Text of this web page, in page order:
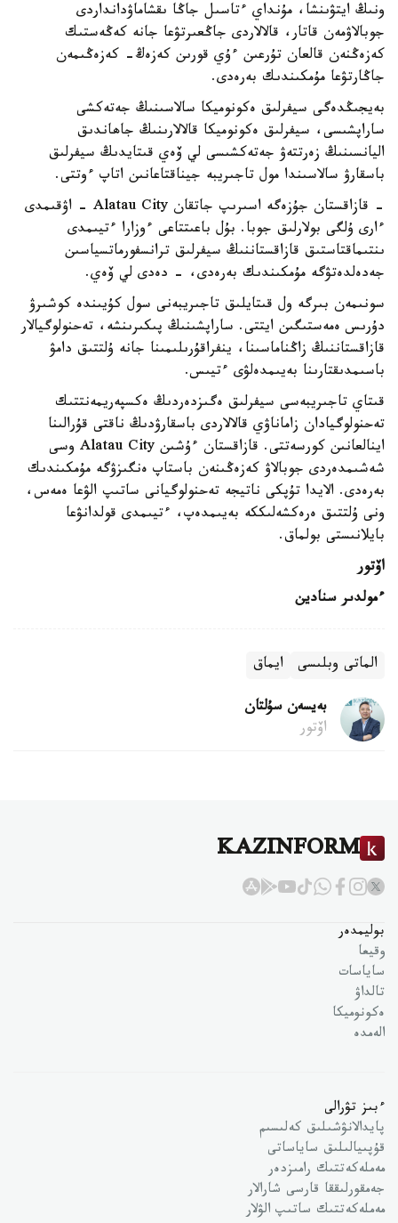
ونىڭ ايتۋىنشا، مۇنداي ءتاسىل جاڭا ىقشاماۋدانداردى
جوبالاۋمەن قاتار، قالالاردى جاڭعىرتۋعا جانە كەڭەستىك
كەزەڭنەن قالعان تۇرعىن ءۇي قورىن كەزەڭ- كەزەڭىمەن
جاڭارتۋعا مۇمكىندىك بەرەدى.
بەيجىڭدەگى سيفرلىق ەكونوميكا سالاسىنىڭ جەتەكشى
ساراپشىسى، سيفرلىق ەكونوميكا قالالارىنىڭ جاھاندىق
اليانسىنىڭ زەرتتەۋ جەتەكشىسى لي ۆەي قىتايدىڭ سيفرلىق
باسقارۋ سالاسىندا مول تاجىريبە جيناقتاعانىن اتاپ ءوتتى.
- قازاقستان جۇزەگە اسىرىپ جاتقان Alatau City - اۋقىمدى
ءارى ۇلگى بولارلىق جوبا. بۇل باعىتتاعى ءوزارا ءتيىمدى
ىنتىماقتاستىق قازاقستاننىڭ سيفرلىق ترانسفورماتسياسىن
جەدەلدەتۋگە مۇمكىندىك بەرەدى، - دەدى لي ۆەي.
سونىمەن بىرگە ول قىتايلىق تاجىريبەنى سول كۇيىندە كوشىرۋ
دۇرىس ەمەستىگىن ايتتى. ساراپشىنىڭ پىكىرىنشە، تەحنولوگيالار
قازاقستاننىڭ زاڭناماسىنا، ينفراقۇرىلىمىنا جانە ۇلتتىق دامۋ
باسىمدىقتارىنا بەيىمدەلۋى ءتيىس.
قىتاي تاجىريبەسى سيفرلىق ەگىزدەردىڭ ەكسپەريمەنتتىك
تەحنولوگيادان زاماناۋي قالالاردى باسقارۋدىڭ ناقتى قۇرالىنا
اينالعانىن كورسەتتى. قازاقستان ءۇشىن Alatau City وسى
شەشىمدەردى جوبالاۋ كەزەڭىنەن باستاپ ەنگىزۋگە مۇمكىندىك
بەرەدى. الايدا تۇپكى ناتيجە تەحنولوگيانى ساتىپ الۋعا ەمەس،
ونى ۇلتتىق ەرەكشەلىككە بەيىمدەپ، ءتيىمدى قولدانۋعا
بايلانىستى بولماق.
اۆتور
ءمولدىر سنادين
الماتى وبلىسى ايماق
بەيسەن سۇلتان
اۆتور
KAZINFORM
بوليمدەر
وقيعا
ساياسات
تالداۋ
ەكونوميكا
الەمدە
ءبىز تۋرالى
پايدالانۋشىلىق كەلىسىم
قۇپىيالىلىق ساياساتى
مەملەكەتتىك رامىزدەر
جەمقورلىققا قارسى شارالار
مەملەكەتتىك ساتىپ الۋلار